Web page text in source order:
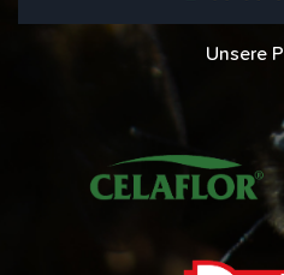
Unsere